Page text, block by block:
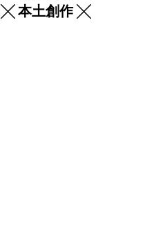
╳ 本土創作 ╳